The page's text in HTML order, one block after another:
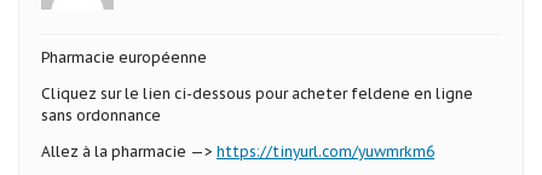
Pharmacie européenne
Cliquez sur le lien ci-dessous pour acheter feldene en ligne
sans ordonnance
Allez à la pharmacie —> https://tinyurl.com/yuwmrkm6